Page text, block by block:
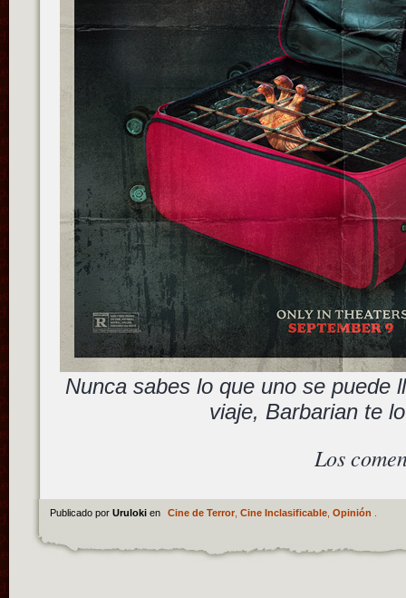
Nunca sabes lo que uno se puede
viaje, Barbarian te
Los
Publicado por Uruloki en Cine de Terror, Cine Inclasificable, Opinión